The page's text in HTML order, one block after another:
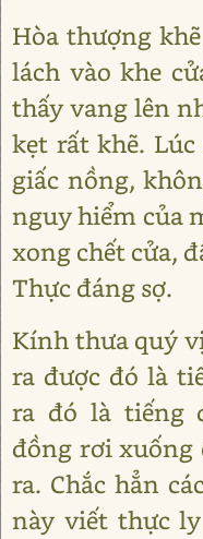
Hòa thượng
lách vào khe
thấy vang lên
kẹt rất khẽ.
giấc nồng,
nguy hiểm của
xong chết cửa,
Thực đáng sợ.
Kính thưa quý
ra được đó là
ra đó là tiếng
đồng rơi xuống
ra. Chắc hẳn
này viết thực